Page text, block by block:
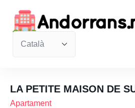
LA PETITE MAISON DE
Apartament